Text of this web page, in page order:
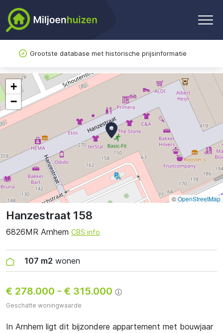
Grootste database met historische prijsinformatie
Hanzestraat 158
6826MR Arnhem CBS info
107 m2 wonen
€ 278.000 - € 315.000
Geschatte woningwaarde
In Arnhem ligt dit bijzondere appartement met bouwjaar
+
−
©OpenStreetMap